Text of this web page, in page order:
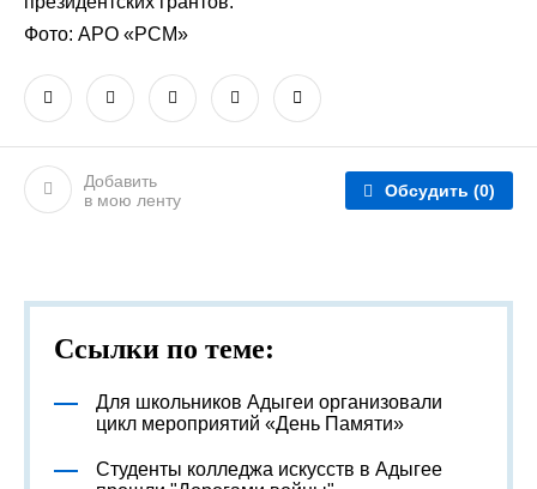
Фото: АРО «РСМ»
Добавить
в мою ленту
Обсудить (0)
Ссылки по теме:
Для школьников Адыгеи организовали
цикл мероприятий «День Памяти»
Студенты колледжа искусств в Адыгее